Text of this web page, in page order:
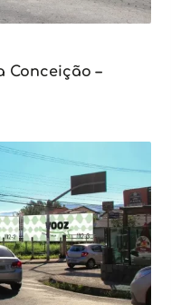
Conceição –